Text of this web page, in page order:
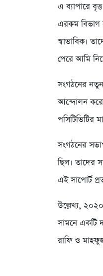
এ ব্যাপারে
এরকম বিভাগ
স্বাভাবিক।
পেরে আমি
সংগঠনের
আন্দোলন করে
পসিটিভিটির
সংগঠনের
ছিল। তাদের
এই সাপোর্ট
উল্লেখ্য,
সামনে একটি
রাফি ও